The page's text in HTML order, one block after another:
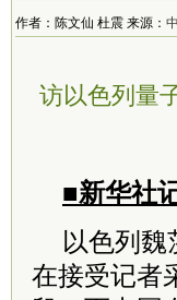
作者：陈文仙 杜震 来源：
访以色列量
■新华社
以色列
在接受记者